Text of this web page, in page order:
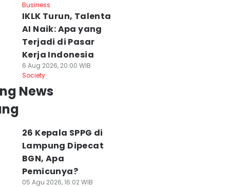
Business
IKLK Turun, Talenta
AI Naik: Apa yang
Terjadi di Pasar
Kerja Indonesia
6 Aug 2026, 20:00 WIB
Society
News
26 Kepala SPPG di
Lampung Dipecat
BGN, Apa
Pemicunya?
05 Agu 2026, 16:02 WIB